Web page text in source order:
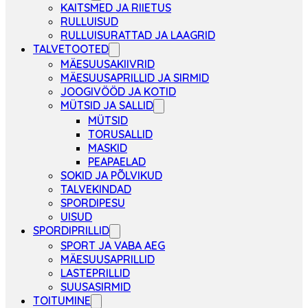
KAITSMED JA RIIETUS
RULLUISUD
RULLUISURATTAD JA LAAGRID
TALVETOOTED
MÄESUUSAKIIVRID
MÄESUUSAPRILLID JA SIRMID
JOOGIVÖÖD JA KOTID
MÜTSID JA SALLID
MÜTSID
TORUSALLID
MASKID
PEAPAELAD
SOKID JA PÕLVIKUD
TALVEKINDAD
SPORDIPESU
UISUD
SPORDIPRILLID
SPORT JA VABA AEG
MÄESUUSAPRILLID
LASTEPRILLID
SUUSASIRMID
TOITUMINE